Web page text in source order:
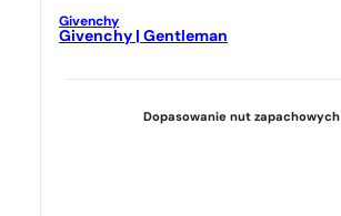
Givenchy
Givenchy | Gentleman
Dopasowanie nut zapachowych